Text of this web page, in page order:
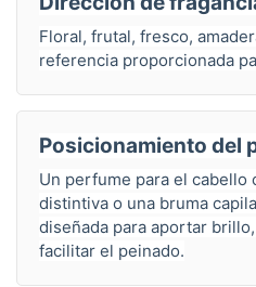
Floral, frutal, fresco,
referencia proporcionada
Posicionamiento del
Un perfume para el cabello
distintiva o una bruma
diseñada para aportar
facilitar el peinado.